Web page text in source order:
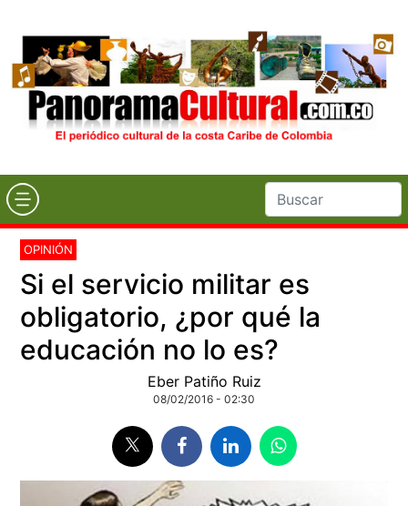
OPINIÓN
Si el servicio militar es
obligatorio, ¿por qué la
educación no lo es?
Eber Patiño Ruiz
08/02/2016 - 02:30